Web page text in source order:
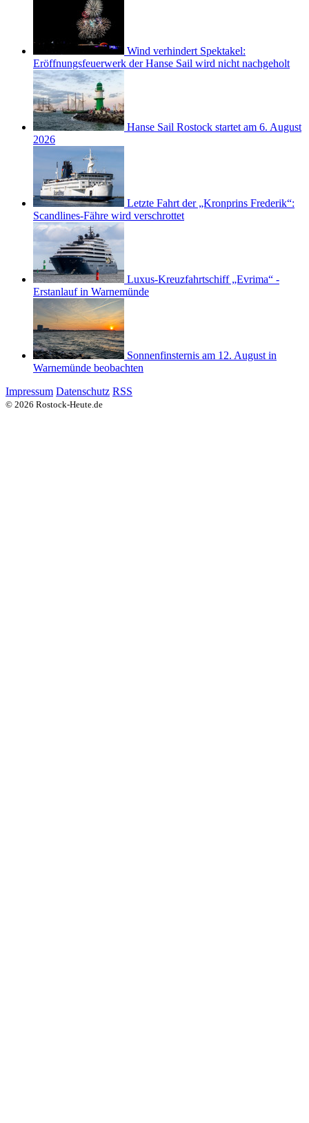
Wind verhindert Spektakel:
Eröffnungsfeuerwerk der Hanse Sail wird nicht nachgeholt
Hanse Sail Rostock startet am 6. August
2026
Letzte Fahrt der „Kronprins Frederik“:
Scandlines-Fähre wird verschrottet
Luxus-Kreuzfahrtschiff „Evrima“ -
Erstanlauf in Warnemünde
Sonnenfinsternis am 12. August in
Warnemünde beobachten
Impressum Datenschutz RSS
© 2026 Rostock-Heute.de